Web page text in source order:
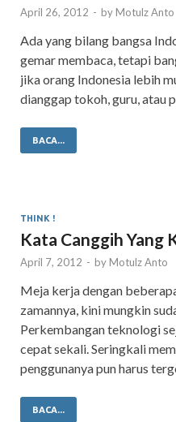
April 26, 2012 - by Motulz Anto
Ada yang bilang bangsa
gemar membaca, tetapi
jika orang Indonesia lebih
dianggap tokoh, guru, atau
BACA...
THINK !
Kata Canggih Yang
April 7, 2012 - by Motulz Anto
Meja kerja dengan
zamannya, kini mungkin
Perkembangan teknologi
cepat sekali. Seringkali
penggunanya pun harus
BACA...